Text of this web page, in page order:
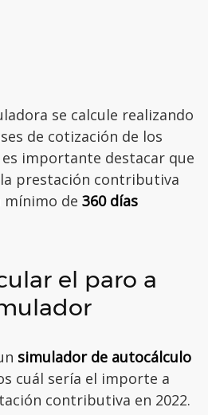
se calcule realizando
de cotización de los
importante destacar que
prestación contributiva
mínimo de 360 días
el paro a
simulador de autocálculo
cuál sería el importe a
contributiva en 2022.